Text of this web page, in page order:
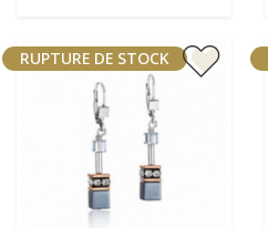
RUPTURE DE STOCK